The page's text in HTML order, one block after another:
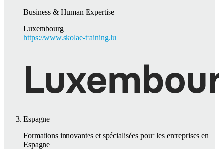
Business & Human Expertise
Luxembourg
https://www.skolae-training.lu
Espagne
Formations innovantes et spécialisées pour les entreprises en
Espagne